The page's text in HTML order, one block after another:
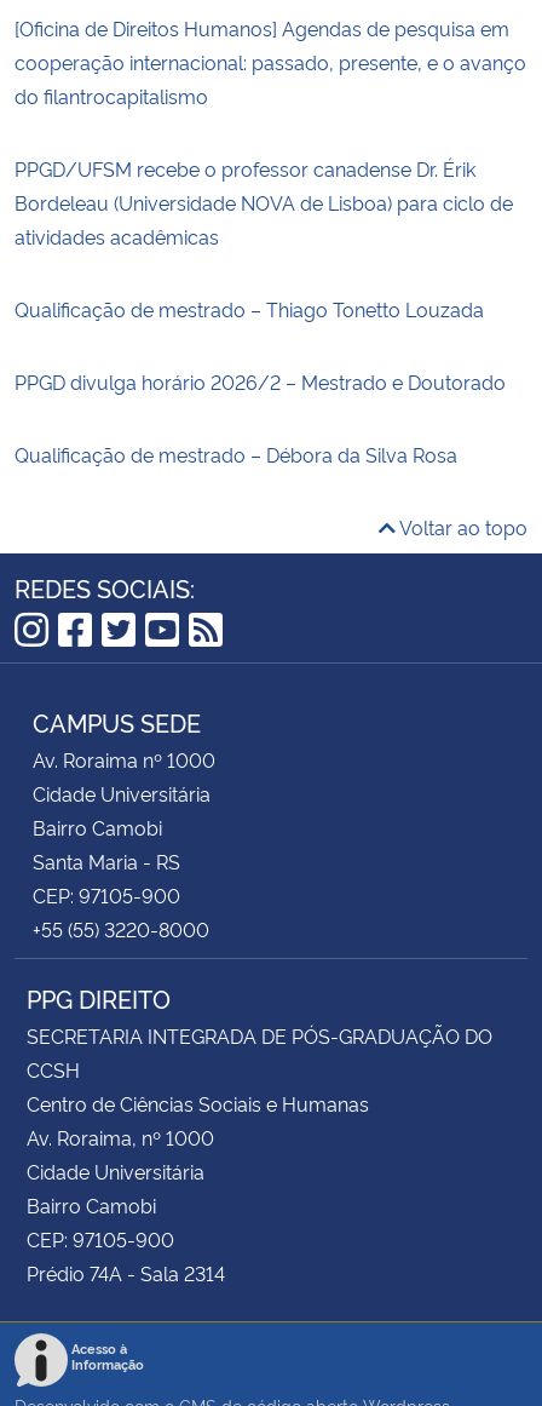
[Oficina de Direitos Humanos] Agendas de pesquisa em
cooperação internacional: passado, presente, e o avanço
do filantrocapitalismo
PPGD/UFSM recebe o professor canadense Dr. Érik
Bordeleau (Universidade NOVA de Lisboa) para ciclo de
atividades acadêmicas
Qualificação de mestrado – Thiago Tonetto Louzada
PPGD divulga horário 2026/2 – Mestrado e Doutorado
Qualificação de mestrado – Débora da Silva Rosa
Voltar ao topo
REDES SOCIAIS:
Instagram
Facebook
Twitter
YouTube
RSS
CAMPUS SEDE
Av. Roraima nº 1000
Cidade Universitária
Bairro Camobi
Santa Maria - RS
CEP: 97105-900
+55 (55) 3220-8000
PPG DIREITO
SECRETARIA INTEGRADA DE PÓS-GRADUAÇÃO DO
CCSH
Centro de Ciências Sociais e Humanas
Av. Roraima, nº 1000
Cidade Universitária
Bairro Camobi
CEP: 97105-900
Prédio 74A - Sala 2314
Acesso à
Informação